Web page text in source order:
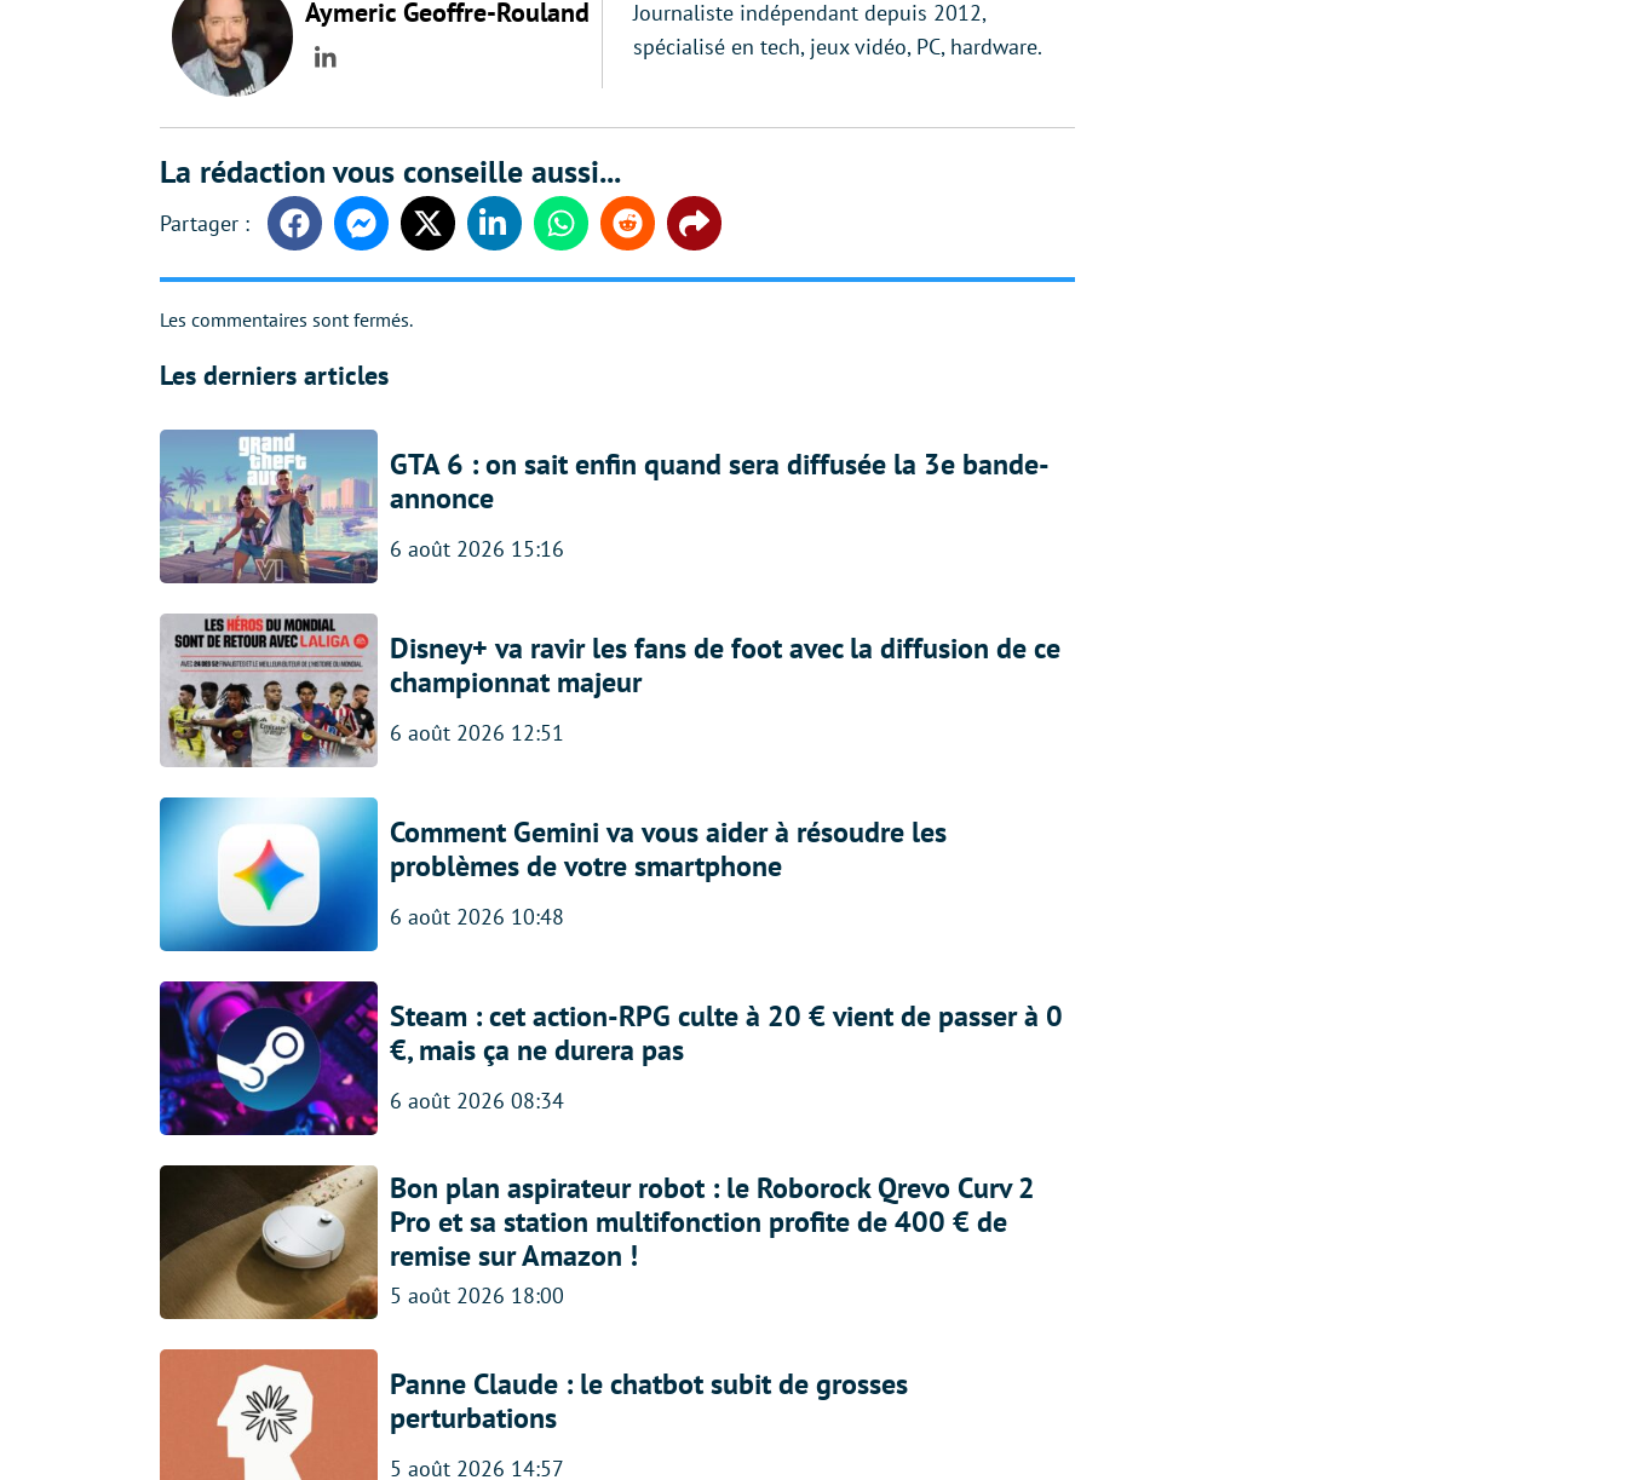
Aymeric Geoffre-Rouland
LinkedIn
Journaliste indépendant depuis 2012,
spécialisé en tech, jeux vidéo, PC, hardware.
La rédaction vous conseille aussi...
FacebookMessengerTwitter LinkedinWhatsappReddit Share
Les commentaires sont fermés.
Les derniers articles
GTA 6 : on sait enfin quand sera diffusée la 3e bande-
annonce
6 août 2026 15:16
Disney+ va ravir les fans de foot avec la diffusion de ce
championnat majeur
6 août 2026 12:51
Comment Gemini va vous aider à résoudre les
problèmes de votre smartphone
6 août 2026 10:48
Steam : cet action-RPG culte à 20 € vient de passer à 0
€, mais ça ne durera pas
6 août 2026 08:34
Bon plan aspirateur robot : le Roborock Qrevo Curv 2
Pro et sa station multifonction profite de 400 € de
remise sur Amazon !
5 août 2026 18:00
Panne Claude : le chatbot subit de grosses
perturbations
5 août 2026 14:57